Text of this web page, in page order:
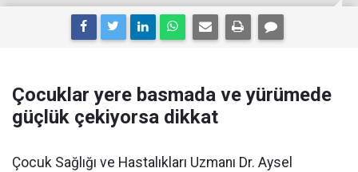
Çocuklar yere basmada ve yürümede
güçlük çekiyorsa dikkat
Çocuk Sağlığı ve Hastalıkları Uzmanı Dr. Aysel